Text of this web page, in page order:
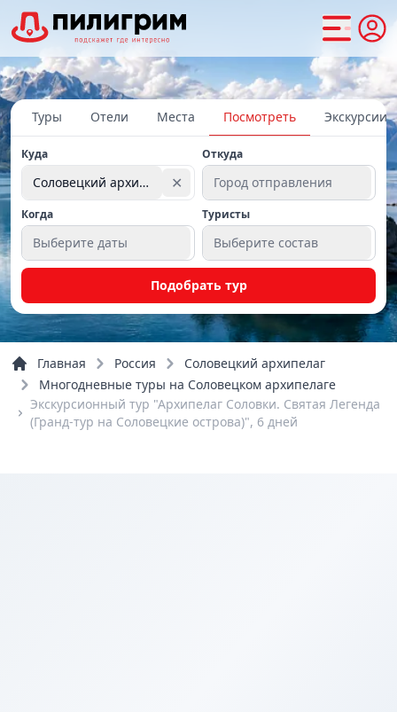
Туры Отели Места Посмотреть Экскурсии
Куда
Соловецкий архипелаг✕
Откуда
Город отправления
Когда
Выберите даты
Туристы
Выберите состав
Подобрать тур
Главная Россия
Соловецкий архипелаг
Многодневные туры на Соловецком архипелаге
Экскурсионный тур "Архипелаг Соловки. Святая Легенда
(Гранд-тур на Соловецкие острова)", 6 дней